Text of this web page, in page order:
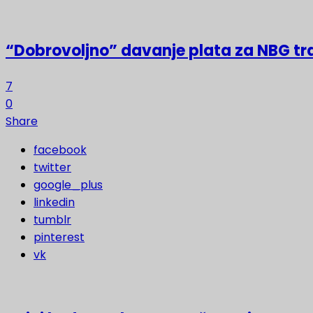
“Dobrovoljno” davanje plata za NBG
7
0
Share
facebook
twitter
google_plus
linkedin
tumblr
pinterest
vk